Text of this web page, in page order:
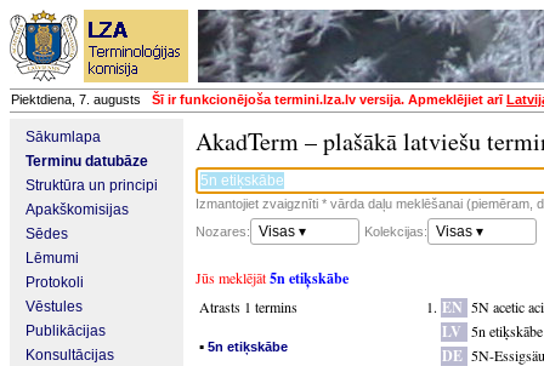
Piektdiena, 7. augusts Šī ir funkcionējoša termini.lza.lv versija. Apmeklējiet arī
Sākumlapa
Terminu datubāze
Struktūra un principi
Apakškomisijas
Sēdes
Lēmumi
Protokoli
Vēstules
Publikācijas
Konsultācijas
AkadTerm – plašākā latviešu
Izmantojiet zvaigznīti * vārda daļu meklēšanai (piemēram,
Nozares:
Visas ▾ Kolekcijas: Visas ▾
Jūs meklējāt5n etiķskābe
Atrasts 1 termins
▪ 5n etiķskābe
EN 5N acetic
LV 5n etiķskābe
DE 5N-